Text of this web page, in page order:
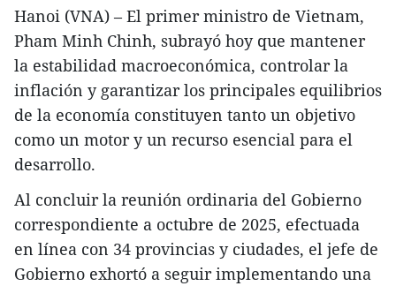
Hanoi (VNA) – El primer ministro de Vietnam,
Pham Minh Chinh, subrayó hoy que mantener
la estabilidad macroeconómica, controlar la
inflación y garantizar los principales equilibrios
de la economía constituyen tanto un objetivo
como un motor y un recurso esencial para el
desarrollo.
Al concluir la reunión ordinaria del Gobierno
correspondiente a octubre de 2025, efectuada
en línea con 34 provincias y ciudades, el jefe de
Gobierno exhortó a seguir implementando una